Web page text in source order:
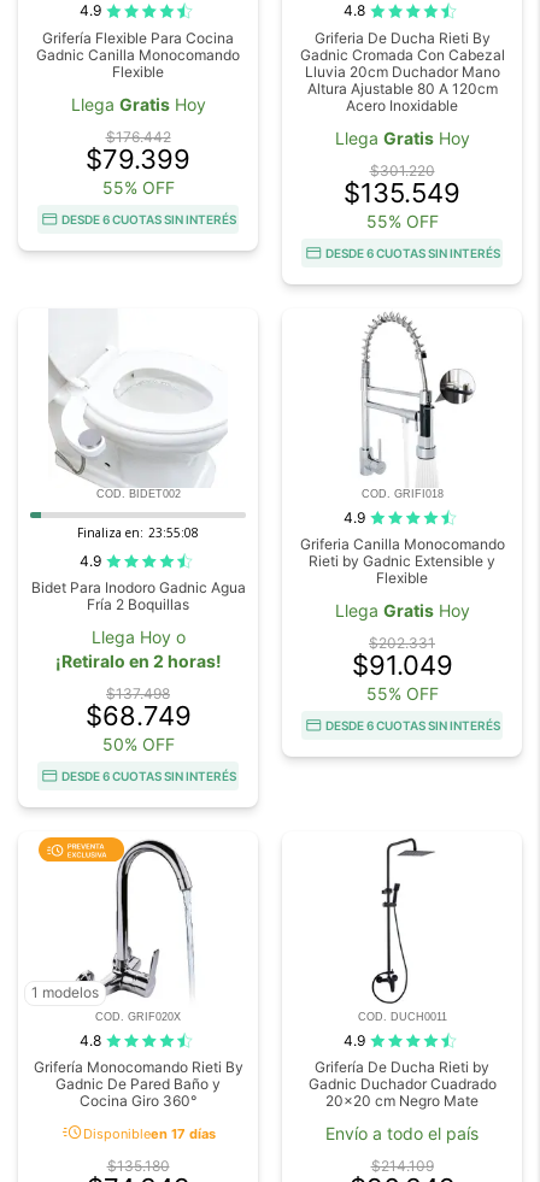
4.9
Grifería Flexible Para Cocina
Gadnic Canilla Monocomando
Flexible
Llega GratisHoy
$176.442
$79.399
55% OFF
DESDE 6 CUOTAS SIN INTERÉS
4.8
Griferia De Ducha Rieti By
Gadnic Cromada Con Cabezal
Lluvia 20cm Duchador Mano
Altura Ajustable 80 A 120cm
Acero Inoxidable
Llega GratisHoy
$301.220
$135.549
55% OFF
DESDE 6 CUOTAS SIN INTERÉS
COD. BIDET002
Finaliza en: 23:55:07
4.9
Bidet Para Inodoro Gadnic Agua
Fría 2 Boquillas
Llega Hoy o
¡Retiralo en 2 horas!
$137.498
$68.749
50% OFF
DESDE 6 CUOTAS SIN INTERÉS
COD. GRIFI018
4.9
Griferia Canilla Monocomando
Rieti by Gadnic Extensible y
Flexible
Llega GratisHoy
$202.331
$91.049
55% OFF
DESDE 6 CUOTAS SIN INTERÉS
1 modelos
COD. GRIF020X
4.8
Grifería Monocomando Rieti By
Gadnic De Pared Baño y
Cocina Giro 360°
acuteDisponibleen 17 días
$135.180
COD. DUCH0011
4.9
Grifería De Ducha Rieti by
Gadnic Duchador Cuadrado
20x20 cm Negro Mate
Envío a todo el país
$214.109